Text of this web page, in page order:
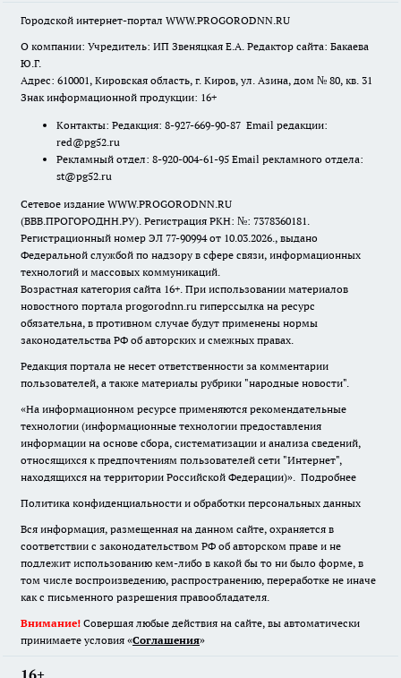
Городской интернет-портал WWW.PROGORODNN.RU
О компании: Учредитель: ИП Звеняцкая Е.А. Редактор сайта: Бакаева
Ю.Г.
Адрес: 610001, Кировская область, г. Киров, ул. Азина, дом № 80, кв. 31
Знак информационной продукции: 16+
Контакты: Редакция: 8-927-669-90-87 Email редакции:
red@pg52.ru
Рекламный отдел: 8-920-004-61-95 Email рекламного отдела:
st@pg52.ru
Сетевое издание WWW.PROGORODNN.RU
(ВВВ.ПРОГОРОДНН.РУ). Регистрация РКН: №: 7378360181.
Регистрационный номер ЭЛ 77-90994 от 10.03.2026., выдано
Федеральной службой по надзору в сфере связи, информационных
технологий и массовых коммуникаций.
Возрастная категория сайта 16+. При использовании материалов
новостного портала progorodnn.ru гиперссылка на ресурс
обязательна, в противном случае будут применены нормы
законодательства РФ об авторских и смежных правах.
Редакция портала не несет ответственности за комментарии
пользователей, а также материалы рубрики "народные новости".
«На информационном ресурсе применяются рекомендательные
технологии (информационные технологии предоставления
информации на основе сбора, систематизации и анализа сведений,
относящихся к предпочтениям пользователей сети "Интернет",
находящихся на территории Российской Федерации)». Подробнее
Политика конфиденциальности и обработки персональных данных
Вся информация, размещенная на данном сайте, охраняется в
соответствии с законодательством РФ об авторском праве и не
подлежит использованию кем-либо в какой бы то ни было форме, в
том числе воспроизведению, распространению, переработке не иначе
как с письменного разрешения правообладателя.
Внимание! Совершая любые действия на сайте, вы автоматически
принимаете условия «Cоглашения»